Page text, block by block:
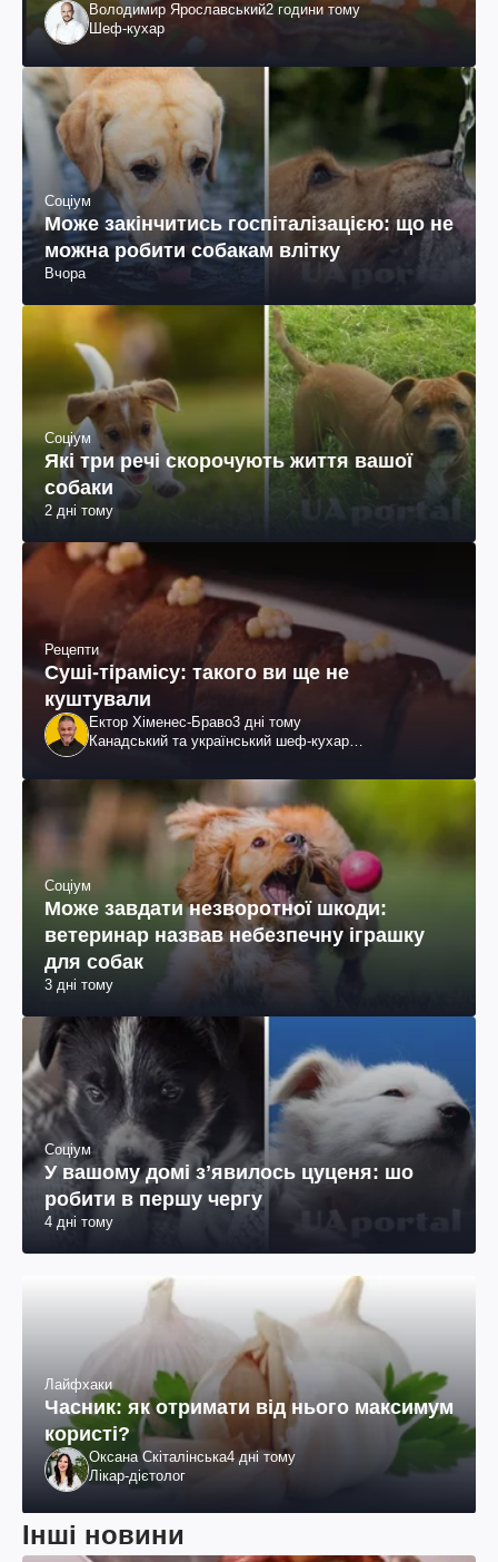
Володимир Ярославський2 години тому
Шеф-кухар
Соціум
Може закінчитись госпіталізацією: що не
можна робити собакам влітку
Вчора
Соціум
Які три речі скорочують життя вашої
собаки
2 дні тому
Рецепти
Суші-тірамісу: такого ви ще не
куштували
Ектор Хіменес-Браво3 дні тому
Канадський та український шеф-кухар
Соціум
Може завдати незворотної шкоди:
ветеринар назвав небезпечну іграшку
для собак
3 дні тому
Соціум
У вашому домі зʼявилось цуценя: шо
робити в першу чергу
4 дні тому
Лайфхаки
Часник: як отримати від нього максимум
користі?
Оксана Скіталінська4 дні тому
Лікар-дієтолог
Інші новини